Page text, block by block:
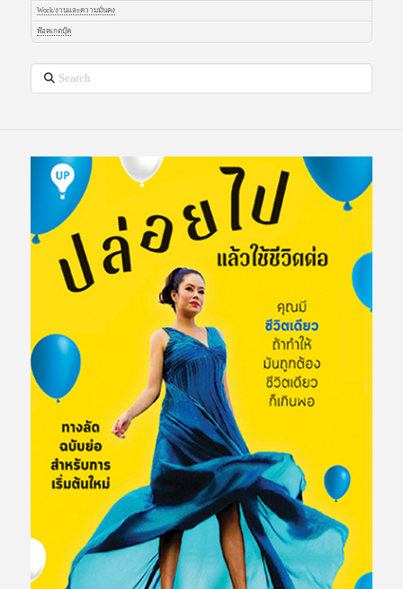
Work/งานและความมั่นคง
พ๊อคเกตบุ๊ค
Search